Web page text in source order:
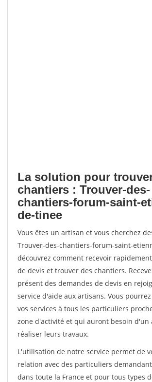
La solution pour
chantiers : Trouver-des-
chantiers-forum-saint-
de-tinee
Vous êtes un artisan et vous cherchez
Trouver-des-chantiers-forum-saint-
découvrez comment recevoir
de devis et trouver des chantiers.
présent des demandes de devis en
service d'aide aux artisans. Vous
vos services à tous les particuliers
zone d'activité et qui auront besoin d'un
réaliser leurs travaux.
L'utilisation de notre service permet de
relation avec des particuliers
dans toute la France et pour tous types